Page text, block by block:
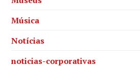
Música
Notícias
noticias-corporativas